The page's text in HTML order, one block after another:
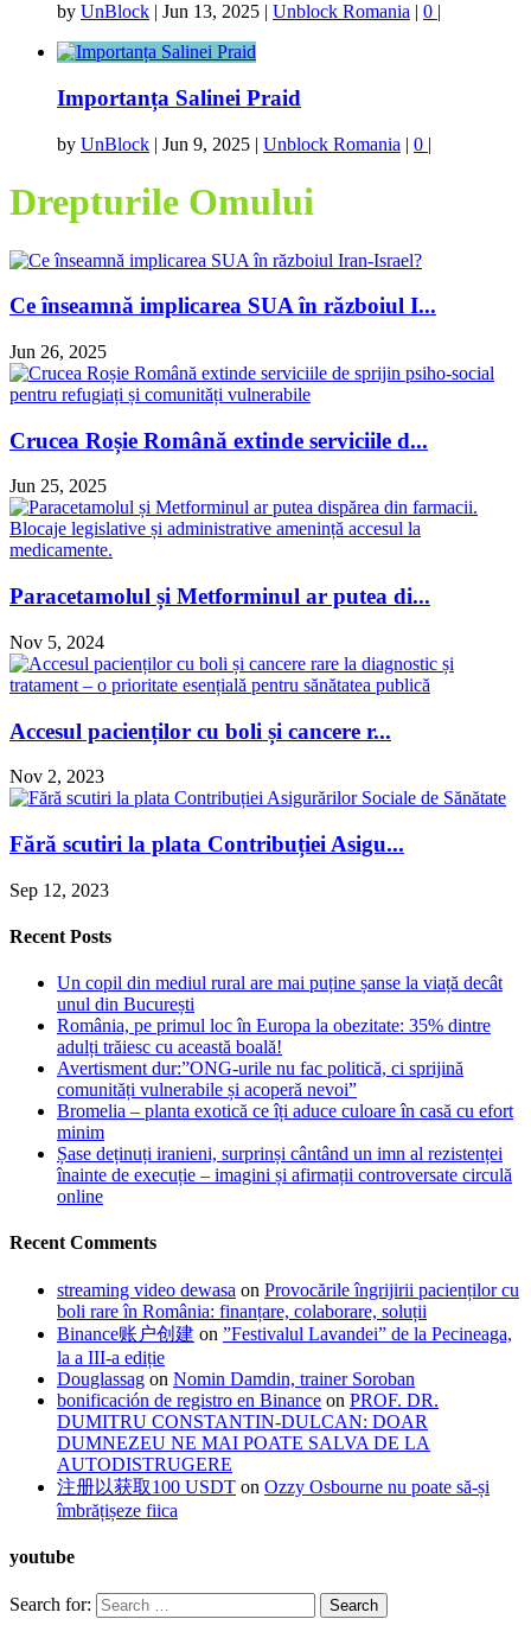
by UnBlock | Jun 13, 2025 | Unblock Romania | 0 |
Importanța Salinei Praid
by UnBlock | Jun 9, 2025 | Unblock Romania | 0 |
Drepturile Omului
Ce înseamnă implicarea SUA în războiul I...
Jun 26, 2025
Crucea Roșie Română extinde serviciile d...
Jun 25, 2025
Paracetamolul și Metforminul ar putea di...
Nov 5, 2024
Accesul pacienților cu boli și cancere r...
Nov 2, 2023
Fără scutiri la plata Contribuției Asigu...
Sep 12, 2023
Recent Posts
Un copil din mediul rural are mai puține șanse la viață decât
unul din București
România, pe primul loc în Europa la obezitate: 35% dintre
adulți trăiesc cu această boală!
Avertisment dur:”ONG-urile nu fac politică, ci sprijină
comunități vulnerabile și acoperă nevoi”
Bromelia – planta exotică ce îți aduce culoare în casă cu efort
minim
Șase deținuți iranieni, surprinși cântând un imn al rezistenței
înainte de execuție – imagini și afirmații controversate circulă
online
Recent Comments
streaming video dewasa on Provocările îngrijirii pacienților cu
boli rare în România: finanțare, colaborare, soluții
Binance账户创建 on ”Festivalul Lavandei” de la Pecineaga,
la a III-a ediție
Douglassag on Nomin Damdin, trainer Soroban
bonificación de registro en Binance on PROF. DR.
DUMITRU CONSTANTIN-DULCAN: DOAR
DUMNEZEU NE MAI POATE SALVA DE LA
AUTODISTRUGERE
注册以获取100 USDT on Ozzy Osbourne nu poate să-și
îmbrățișeze fiica
youtube
Search for: